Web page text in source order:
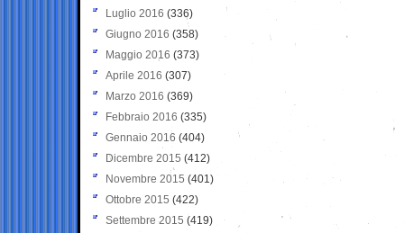
Luglio 2016 (336)
Giugno 2016 (358)
Maggio 2016 (373)
Aprile 2016 (307)
Marzo 2016 (369)
Febbraio 2016 (335)
Gennaio 2016 (404)
Dicembre 2015 (412)
Novembre 2015 (401)
Ottobre 2015 (422)
Settembre 2015 (419)